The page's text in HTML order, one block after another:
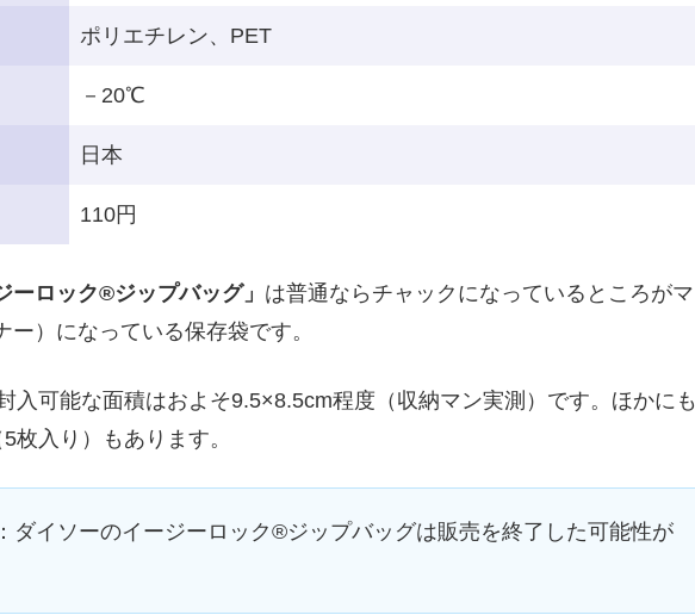
ポリエチレン、PET
－20℃
日本
110円
ーロック®ジップバッグ」 は普通ならチャックになっているところがマ
）になっている保存袋です。
入可能な面積はおよそ9.5×8.5cm程度（収納マン実測）です。ほかにも
枚入り）もあります。
ダイソーのイージーロック®ジップバッグは販売を終了した可能性が